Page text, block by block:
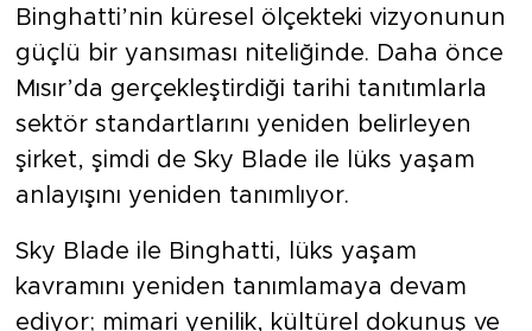
Binghatti’nin küresel ölçekteki vizyonunun
güçlü bir yansıması niteliğinde. Daha önce
Mısır’da gerçekleştirdiği tarihi tanıtımlarla
sektör standartlarını yeniden belirleyen
şirket, şimdi de Sky Blade ile lüks yaşam
anlayışını yeniden tanımlıyor.
Sky Blade ile Binghatti, lüks yaşam
kavramını yeniden tanımlamaya devam
ediyor; mimari yenilik, kültürel dokunuş ve